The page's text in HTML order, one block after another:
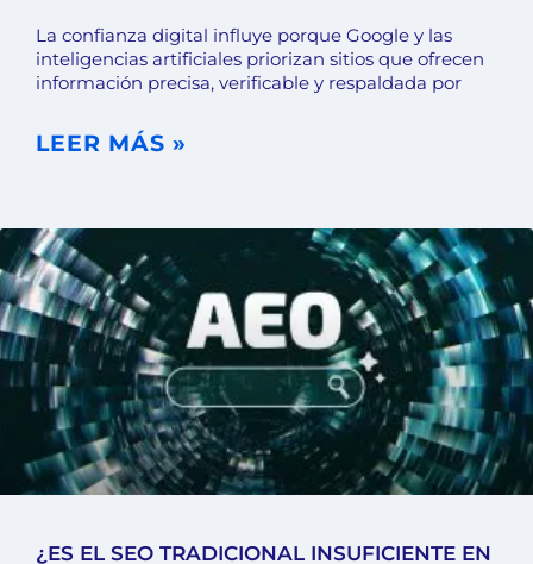
La confianza digital influye porque Google y las
inteligencias artificiales priorizan sitios que ofrecen
información precisa, verificable y respaldada por
LEER MÁS »
¿ES EL SEO TRADICIONAL INSUFICIENTE EN